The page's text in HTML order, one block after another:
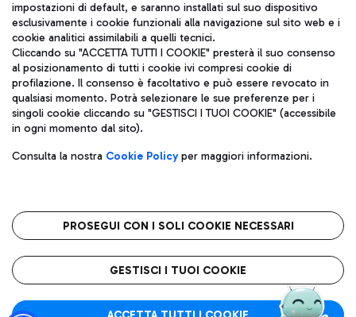
Pizza
Gelateria
Wine Bar & Sparkling
Autobus
Scopri le linee di autobus per raggiungere l'aeroporto
Leonardo Da Vinci.
Raggiungi l’aeroporto senza pensieri con il servizio di taxi a
Ristoranti
Scopri la nostra offerta per una pausa gustosa in aeroporto
Mappa Aeroporto Fiumicino
Aeroporti di Roma S.p.A. - Società soggetta a direzione e
coordinamento di Mundys S.p.A.
Codice fiscale e Registro delle Imprese di Roma 13032990155 P.
IVA 06572251004
Capitale sociale 62.224.743,00 int. vers.
Sede legale: Via Pier Paolo Racchetti 1 - 00054 Fiumicino (RM)
telefono +39 06 65951
Privacy policy
Note legali
Roma FCO
L'aeroporto stellato
impostazioni di default, e saranno installati sul suo dispositivo
esclusivamente i cookie funzionali alla navigazione sul sito web e i
cookie analitici assimilabili a quelli tecnici.
Cliccando su "ACCETTA TUTTI I COOKIE" presterà il suo consenso
al posizionamento di tutti i cookie ivi compresi cookie di
profilazione. Il consenso è facoltativo e può essere revocato in
qualsiasi momento. Potrà selezionare le sue preferenze per i
singoli cookie cliccando su "GESTISCI I TUOI COOKIE" (accessibile
in ogni momento dal sito).
Consulta la nostra Cookie Policyper maggiori informazioni.
PROSEGUI CON I SOLI COOKIE NECESSARI
GESTISCI I TUOI COOKIE